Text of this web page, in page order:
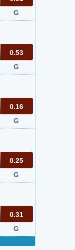
G
0.53
G
0.16
G
0.25
G
0.31
G